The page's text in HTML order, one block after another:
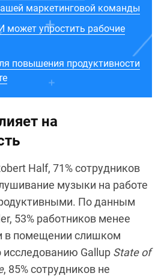
маркетинговой команды
может упростить рабочие
повышения продуктивности
на
Half, 71% сотрудников
музыки на работе
По данным
53% работников менее
в помещении слишком
исследованию Gallup State of
, 85% сотрудников не